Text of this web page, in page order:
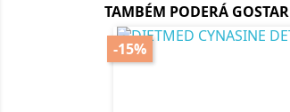
TAMBÉM PODERÁ GOSTAR
-15%